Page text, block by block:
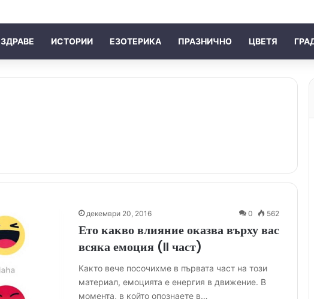
ЗДРАВЕ ИСТОРИИ ЕЗОТЕРИКА ПРАЗНИЧНО ЦВЕТЯ
декември 20, 2016 0 562
Ето какво влияние оказва върху вас
всяка емоция (II част)
Както вече посочихме в първата част на този
материал, емоцията е енергия в движение. В
момента, в който опознаете в…